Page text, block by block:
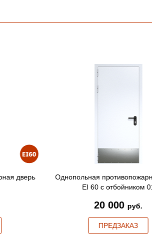
дверь
Однопольная
EI 60 с отбойником 01
20 000руб.
ПРЕДЗАКАЗ